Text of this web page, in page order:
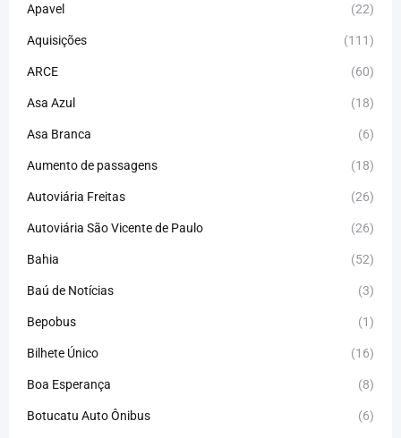
Apavel (22)
Aquisições (111)
ARCE (60)
Asa Azul (18)
Asa Branca (6)
Aumento de passagens (18)
Autoviária Freitas (26)
Autoviária São Vicente de Paulo (26)
Bahia (52)
Baú de Notícias (3)
Bepobus (1)
Bilhete Único (16)
Boa Esperança (8)
Botucatu Auto Ônibus (6)